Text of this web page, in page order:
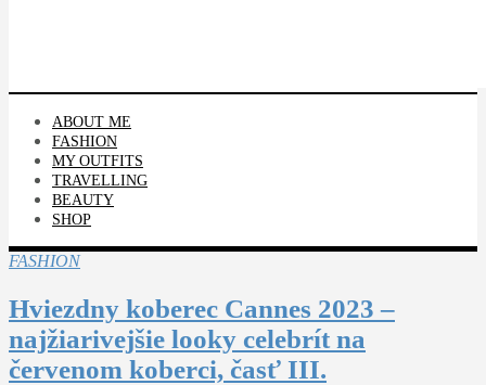
ABOUT ME
FASHION
MY OUTFITS
TRAVELLING
BEAUTY
SHOP
FASHION
Hviezdny koberec Cannes 2023 –
najžiarivejšie looky celebrít na
červenom koberci, časť III.